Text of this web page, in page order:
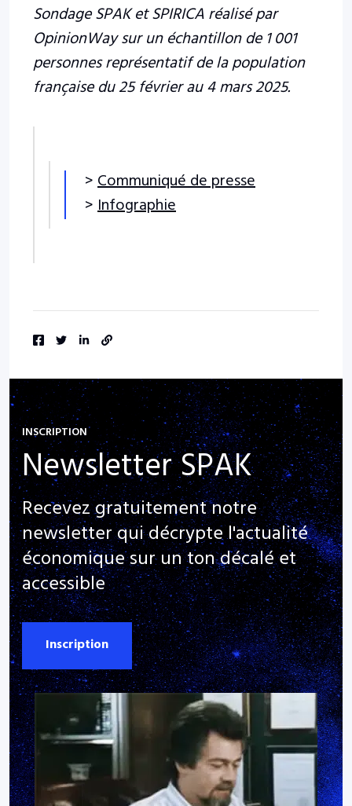
Sondage SPAK et SPIRICA réalisé par
OpinionWay sur un échantillon de 1 001
personnesreprésentatif de la population
française du 25 février au 4 mars 2025.
>Communiqué de presse
>Infographie
INSCRIPTION
Newsletter SPAK
Recevez gratuitement notre
newsletter qui décrypte l'actualité
économique sur un ton décalé et
accessible
Inscription